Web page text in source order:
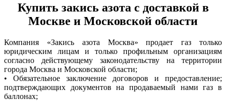
Купить закись азота с доставкой в
Москве и Московской области
Компания «Закись азота Москва» продает газ только
юридическим лицам и только профильным организациям
согласно действующему законодательству на территории
города Москва и Московской области;
• Обязательное заключение договоров и предоставление;
подтверждающих документов на продаваемый нами газ в
баллонах;